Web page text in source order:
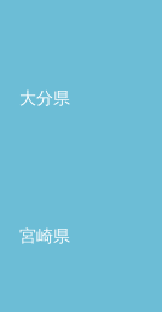
大分県
宮崎県